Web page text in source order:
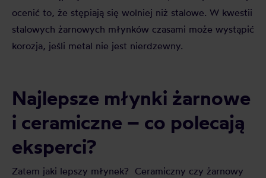
ocenić to, że stępiają się wolniej niż stalowe. W kwestii
stalowych żarnowych młynków czasami może wystąpić
korozja, jeśli metal nie jest nierdzewny.
Najlepsze młynki żarnowe
i ceramiczne – co polecają
eksperci?
Zatem jaki lepszy młynek? Ceramiczny czy żarnowy